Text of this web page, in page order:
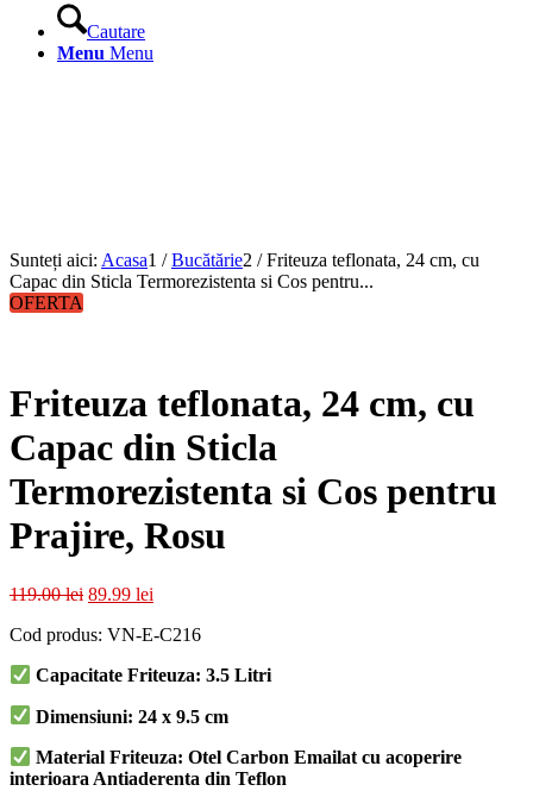
Cautare
Menu Menu
Sunteți aici: Acasa1 / Bucătărie2 / Friteuza teflonata, 24 cm, cu
Capac din Sticla Termorezistenta si Cos pentru...
OFERTA
Friteuza teflonata, 24 cm, cu
Capac din Sticla
Termorezistenta si Cos pentru
Prajire, Rosu
119.00lei Prețul
a
119.00 lei.
89.99 lei
este:
Cod produs: VN-E-C216
Capacitate Friteuza: 3.5 Litri
Dimensiuni: 24 x 9.5 cm
Material Friteuza: Otel Carbon Emailat cu acoperire
interioara Antiaderenta din Teflon